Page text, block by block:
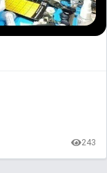
243